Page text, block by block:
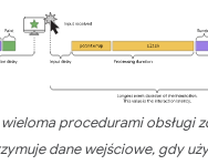
procedurami obsługi
dane wejściowe, gdy